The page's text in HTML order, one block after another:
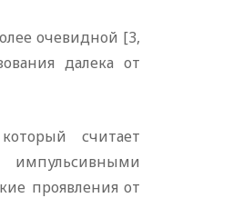
очевидной [3,
далека от
считает
проявления от